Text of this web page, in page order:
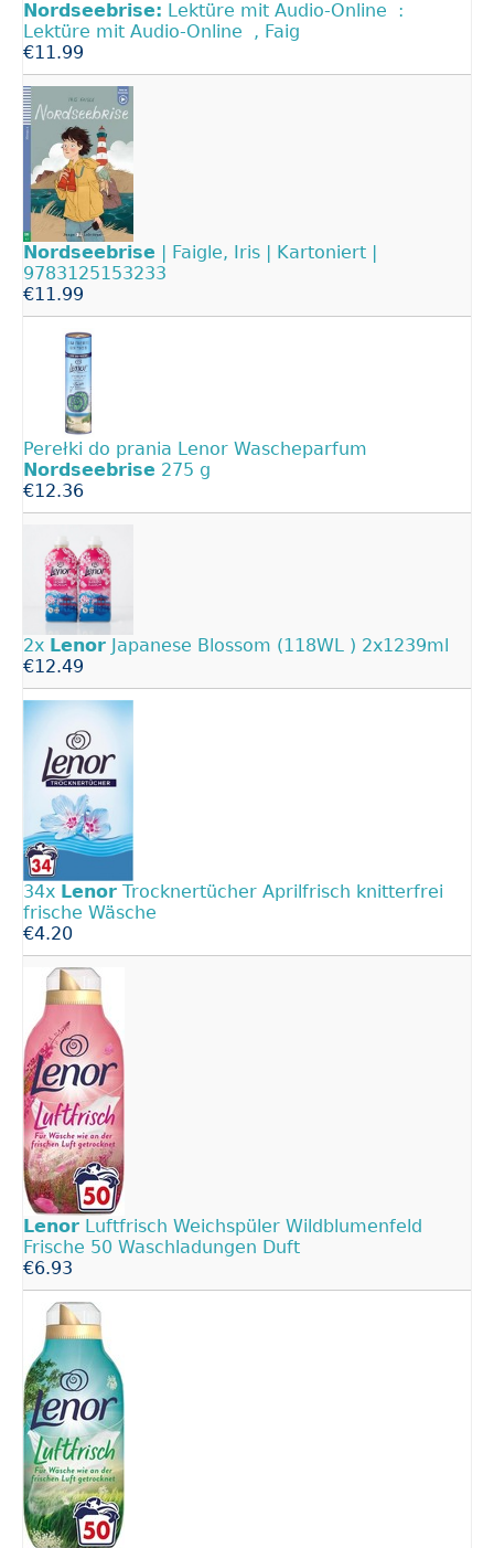
Nordseebrise: Lektüre mit Audio-Online :
Lektüre mit Audio-Online , Faig
€11.99
Nordseebrise | Faigle, Iris | Kartoniert |
9783125153233
€11.99
Perełki do prania Lenor Wascheparfum
Nordseebrise 275 g
€12.36
2x Lenor Japanese Blossom (118WL ) 2x1239ml
€12.49
34x Lenor Trocknertücher Aprilfrisch knitterfrei
frische Wäsche
€4.20
Lenor Luftfrisch Weichspüler Wildblumenfeld
Frische 50 Waschladungen Duft
€6.93